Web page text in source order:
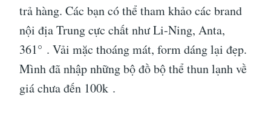
trả hàng. Các bạn có thể tham khảo các brand
nội địa Trung cực chất như Li-Ning, Anta,
361° . Vải mặc thoáng mát, form dáng lại đẹp.
Mình đã nhập những bộ đồ bộ thể thun lạnh về
giá chưa đến 100k .